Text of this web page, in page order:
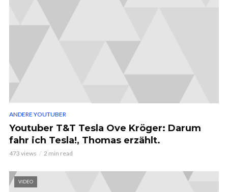
ANDERE YOUTUBER
Youtuber T&T Tesla Ove Kröger: Darum
fahr ich Tesla!, Thomas erzählt.
473 views 2 min read
VIDEO